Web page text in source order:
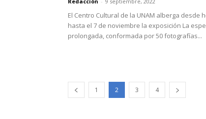
El Centro Cultural de la UNAM alberga desde
hasta el 7 de noviembre la exposición La
prolongada, conformada por 50 fotografías...
1 2 3 4